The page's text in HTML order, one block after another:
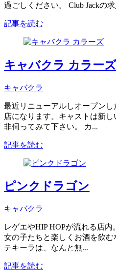
過ごしください。 Club Jackの
記事を読む
キャバクラ カラーズ
キャバクラ
最近リニューアルしオープン
店になります。キャストは新
非伺ってみて下さい。 カ...
記事を読む
ピンクドラゴン
キャバクラ
レゲエやHIP HOPが流れる店
女の子たちと楽しくお酒を飲
テキーラは、なんと無...
記事を読む